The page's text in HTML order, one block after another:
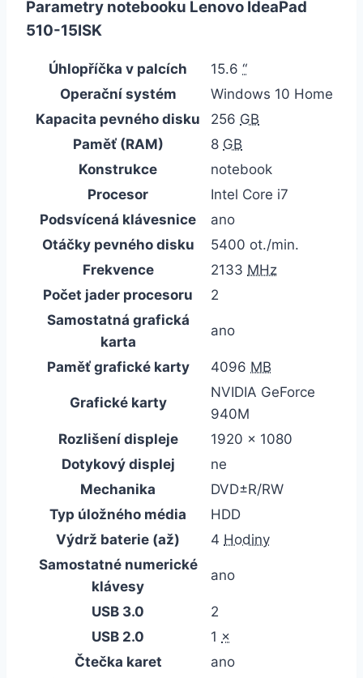
Parametry notebooku Lenovo IdeaPad
510-15ISK
Úhlopříčka v palcích 15.6 “
Operační systém
Windows 10 Home
Kapacita pevného disku
256 GB
Paměť (RAM)
8 GB
Konstrukce
notebook
Procesor
Intel Core i7
Podsvícená klávesnice
ano
Otáčky pevného disku
5400 ot./min.
Frekvence
2133 MHz
Počet jader procesoru
2
Samostatná grafická
karta
ano
Paměť grafické karty 4096 MB
Grafické karty
NVIDIA GeForce
940M
Rozlišení displeje
1920 x 1080
Dotykový displej
ne
Mechanika
DVD±R/RW
Typ úložného média
HDD
Výdrž baterie (až)
4 Hodiny
Samostatné numerické
klávesy
ano
USB 3.0
2
USB 2.0
1 ×
Čtečka karet
ano